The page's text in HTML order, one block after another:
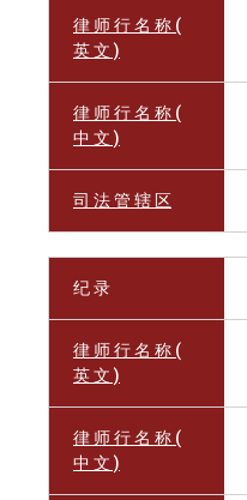
律 师 行 名 称 (
英 文 )
律 师 行 名 称 (
中 文 )
司 法 管 辖 区
纪 录
律 师 行 名 称 (
英 文 )
律 师 行 名 称 (
中 文 )